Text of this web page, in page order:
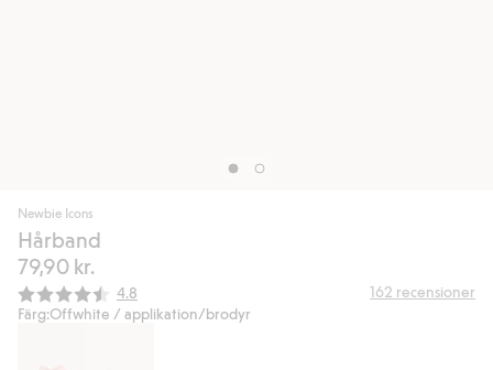
Newbie Icons
Hårband
79,90 kr.
Snittbetyg:
4.8 162 recensioner
Färg:Offwhite / applikation/brodyr